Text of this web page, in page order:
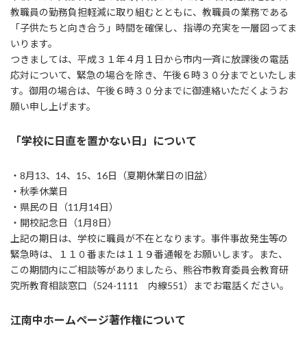
教職員の勤務負担軽減に取り組むとともに、教職員の業務である
「子供たちと向き合う」時間を確保し、指導の充実を一層図ってま
いります。
つきましては、平成３１年４月１日から市内一斉に放課後の電話
応対について、緊急の場合を除き、午後６時３０分までといたしま
す。御用の場合は、午後６時３０分までに御連絡いただくようお
願い申し上げます。
「学校に日直を置かない日」について
・8月13、14、15、16日（夏期休業日の旧盆）
・秋季休業日
・県民の日（11月14日）
・開校記念日（1月8日）
上記の期日は、学校に職員が不在となります。事件事故発生等の
緊急時は、１１０番または１１９番通報をお願いします。また、
この期間内にご相談等がありましたら、熊谷市教育委員会教育研
究所教育相談窓口（524-1111 内線551）までお電話ください。
江南中ホームページ著作権について